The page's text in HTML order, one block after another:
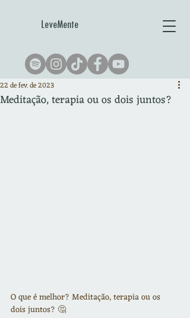
LeveMente
Meditação, terapia ou os dois juntos?
22 de fev. de 2023
O que é melhor? Meditação, terapia ou os
dois juntos? 🤔